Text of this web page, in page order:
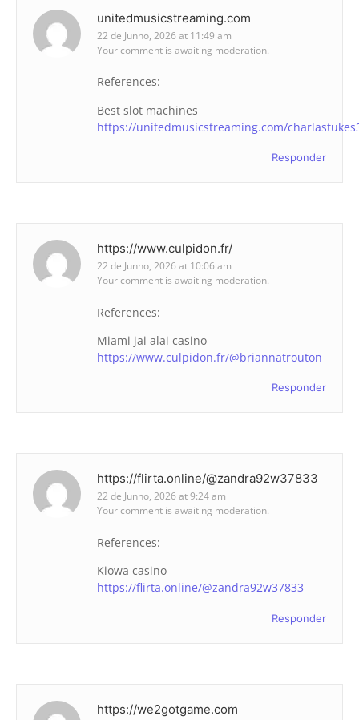
unitedmusicstreaming.com
22 de Junho, 2026 at 11:49 am
Your comment is awaiting moderation.
References:
Best slot machines
https://unitedmusicstreaming.com/
Responder
https://www.culpidon.fr/
22 de Junho, 2026 at 10:06 am
Your comment is awaiting moderation.
References:
Miami jai alai casino
https://www.culpidon.fr/@briannatrouton
Responder
https://flirta.online/@zandra92w37833
22 de Junho, 2026 at 9:24 am
Your comment is awaiting moderation.
References:
Kiowa casino
https://flirta.online/@zandra92w37833
Responder
https://we2gotgame.com